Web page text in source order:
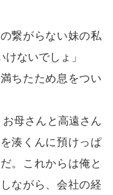
繋がらない妹の私
ないでしょ」
ちたため息をつい
母さんと高遠さん
湊くんに預けっぱ
。これからは俺と
ながら、会社の経